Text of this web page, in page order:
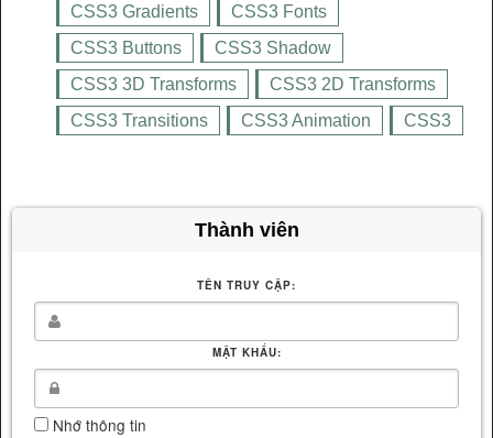
CSS3 Gradients
CSS3 Fonts
CSS3 Buttons
CSS3 Shadow
CSS3 3D Transforms
CSS3 2D Transforms
CSS3 Transitions
CSS3 Animation CSS3
Thành viên
TÊN TRUY CẬP:
MẬT KHẨU:
Nhớ thông tin